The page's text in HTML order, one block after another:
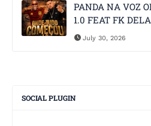
PANDA NA VOZ
1.0 FEAT FK
July 30, 2026
SOCIAL PLUGIN